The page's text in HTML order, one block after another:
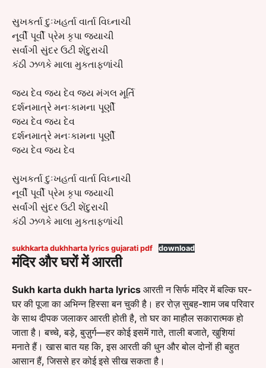
સુખકર્તા દુઃખહર્તા વાર્તા વિઘ્નાચી
નૂર્વી પૂર્વી પ્રેમ કૃપા જયાચી
સર્વાંગી સુંદર ઉટી શેંદુરાચી
કંઠી ઝળકે માલા મુકતાફળાંચી
જય દેવ જય દેવ જય મંગલ મૂર્તિ
દર્શનમાત્રે મનઃકામના પૂર્ણી
જય દેવ જય દેવ
દર્શનમાત્રે મનઃકામના પૂર્ણી
જય દેવ જય દેવ
સુખકર્તા દુઃખહર્તા વાર્તા વિઘ્નાચી
નૂર્વી પૂર્વી પ્રેમ કૃપા જયાચી
સર્વાંગી સુંદર ઉટી શેંદુરાચી
કંઠી ઝળકે માલા મુકતાફળાંચી
sukhkarta dukhharta lyrics gujarati pdf download
मंदिर और घरों में आरती
Sukh karta dukh harta lyrics आरती न सिर्फ मंदिर में बल्कि घर-
घर की पूजा का अभिन्न हिस्सा बन चुकी है। हर रोज़ सुबह-शाम जब परिवार
के साथ दीपक जलाकर आरती होती है, तो घर का माहौल सकारात्मक हो
जाता है। बच्चे, बड़े, बुज़ुर्ग—हर कोई इसमें गाते, ताली बजाते, खुशियां
मनाते हैं। खास बात यह कि, इस आरती की धुन और बोल दोनों ही बहुत
आसान हैं, जिससे हर कोई इसे सीख सकता है।